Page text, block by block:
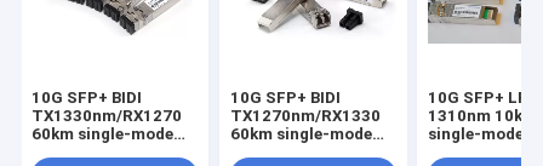
10G SFP+ BIDI
TX1330nm/RX1270
60km single-mode
10G SFP+ BIDI
TX1270nm/RX1330
60km single-mode
10G SFP+ LR
1310nm 10km
single-mode